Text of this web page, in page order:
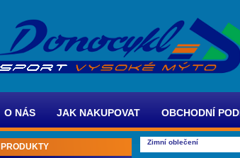
O NÁS JAK NAKUPOVAT OBCHODNÍ
PRODUKTY
Zimní oblečení